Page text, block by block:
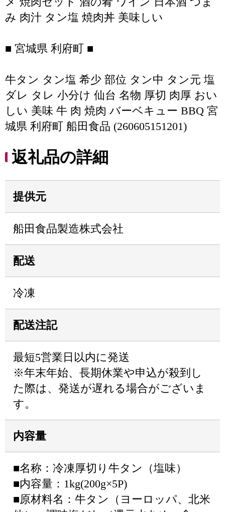
み 肉汁 タン塩 焼肉丼 美味しい
■ 宮城県 利府町 ■
牛タン タン塩 希少 部位 タン中 タン元 塩
ダレ タレ 小分け 仙台 名物 厚切 肉厚 おい
しい 美味 牛 肉 焼肉 バーベキュー BBQ 宮
城県 利府町 船田食品 (260605151201)
返礼品の詳細
提供元
船田食品製造株式会社
配送
冷凍
配送注記
最短5営業日以内に発送
※年末年始、長期休業や申込が殺到し
た際は、発送が遅れる場合がございま
す。
内容量
■名称：冷凍厚切り牛タン（塩味）
■内容量：1kg(200g×5P)
■原材料名：牛タン（ヨーロッパ、北米